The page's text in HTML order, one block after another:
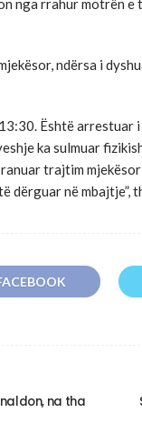
nga rrahur motrën e
ndërsa i
Është arrestuar
ka sulmuar
trajtim
dërguar në mbajtje”,
na tha